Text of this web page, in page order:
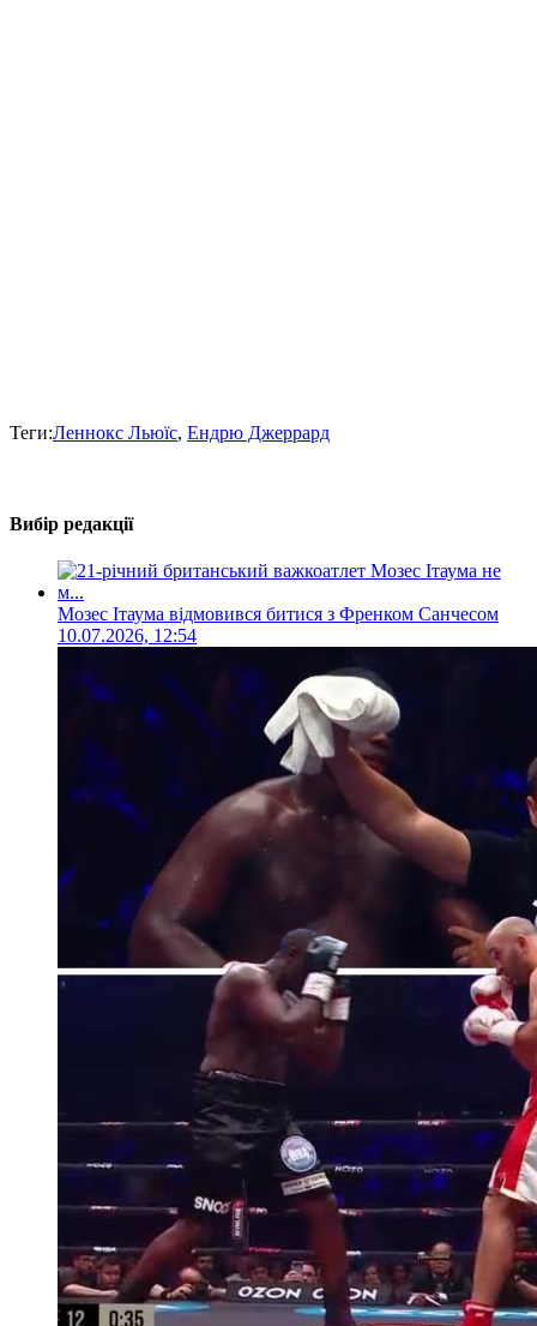
Теги:Леннокс Льюїс, Ендрю Джеррард
Вибір редакції
Мозес Ітаума відмовився битися з Френком Санчесом
10.07.2026, 12:54